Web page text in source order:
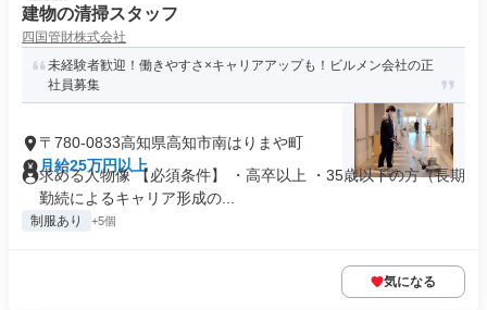
建物の清掃スタッフ
四国管財株式会社
未経験者歓迎！働きやすさ×キャリアアップも！ビルメン会社の正
社員募集
〒780-0833高知県高知市南はりまや町
月給25万円以上
求める人物像 【必須条件】 ・高卒以上 ・35歳以下の方（長期
勤続によるキャリア形成の...
制服あり +5個
気になる